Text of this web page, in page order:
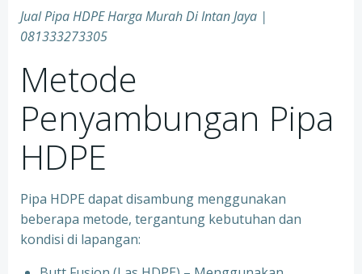
Jual Pipa HDPE Harga Murah Di Intan Jaya |
081333273305
Metode
Penyambungan Pipa
HDPE
Pipa HDPE dapat disambung menggunakan
beberapa metode, tergantung kebutuhan dan
kondisi di lapangan: